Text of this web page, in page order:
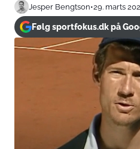
Jesper Bengtson•29. marts
Følg sportfokus.dk på